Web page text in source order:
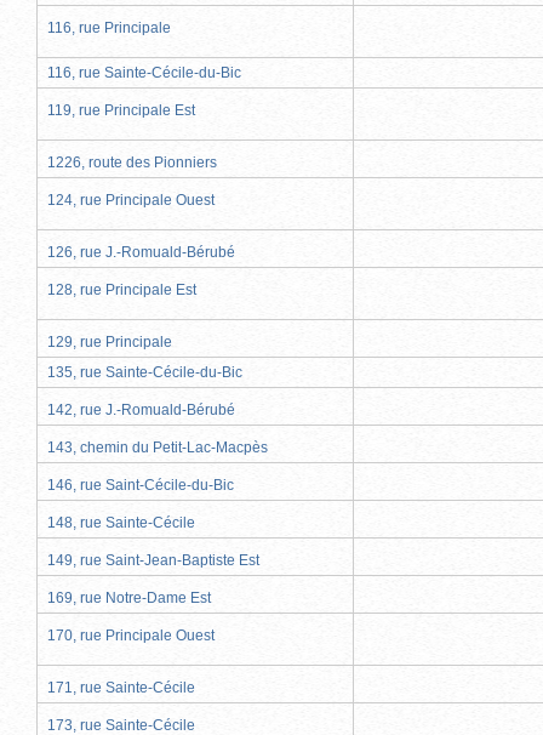
116, rue Principale
116, rue Sainte-Cécile-du-Bic
119, rue Principale Est
1226, route des Pionniers
124, rue Principale Ouest
126, rue J.-Romuald-Bérubé
128, rue Principale Est
129, rue Principale
135, rue Sainte-Cécile-du-Bic
142, rue J.-Romuald-Bérubé
143, chemin du Petit-Lac-Macpès
146, rue Saint-Cécile-du-Bic
148, rue Sainte-Cécile
149, rue Saint-Jean-Baptiste Est
169, rue Notre-Dame Est
170, rue Principale Ouest
171, rue Sainte-Cécile
173, rue Sainte-Cécile